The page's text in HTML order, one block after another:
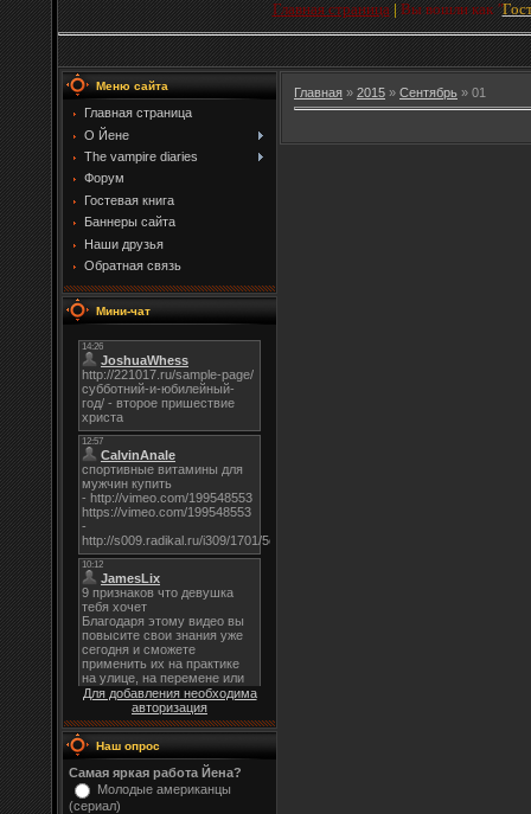
Главная страница | Вы вошли как "
Меню сайта
Главная страница
О Йене
The vampire diaries
Форум
Гостевая книга
Баннеры сайта
Наши друзья
Обратная связь
Мини-чат
Для добавления необходима
авторизация
Наш опрос
Самая яркая работа Йена?
Молодые американцы
(сериал)
Главная » 2015 » Сентябрь » 01